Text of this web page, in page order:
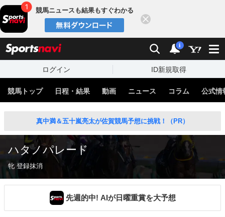
競馬ニュースも結果もすぐわかる
検索 通知
i
ログイン ID新規取得
競馬トップ 日程・結果 動画 ニュース コラム 公式情
真中満＆五十嵐亮太が佐賀競馬予想に挑戦！（PR）
ハタノパレード
牝 登録抹消
先週的中! AIが日曜重賞を大予想